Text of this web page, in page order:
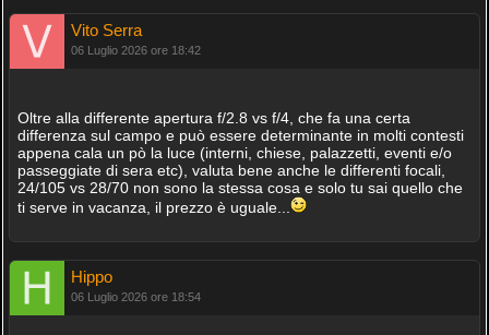
Vito Serra
06 Luglio 2026 ore 18:42
Oltre alla differente apertura f/2.8 vs f/4, che fa una certa
differenza sul campo e può essere determinante in molti contesti
appena cala un pò la luce (interni, chiese, palazzetti, eventi e/o
passeggiate di sera etc), valuta bene anche le differenti focali,
24/105 vs 28/70 non sono la stessa cosa e solo tu sai quello che
ti serve in vacanza, il prezzo è uguale...
Hippo
06 Luglio 2026 ore 18:54